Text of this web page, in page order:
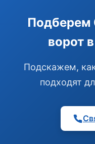
Подберем
ворот
Подскажем,
подходят
модуль